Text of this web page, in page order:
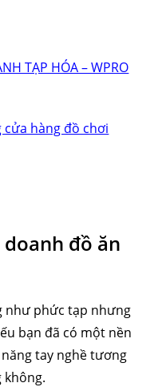
TẠP HÓA – WPRO
cửa hàng đồ chơi
đồ ăn
như phức tạp nhưng
bạn đã có một nền
tay nghề tương
không.